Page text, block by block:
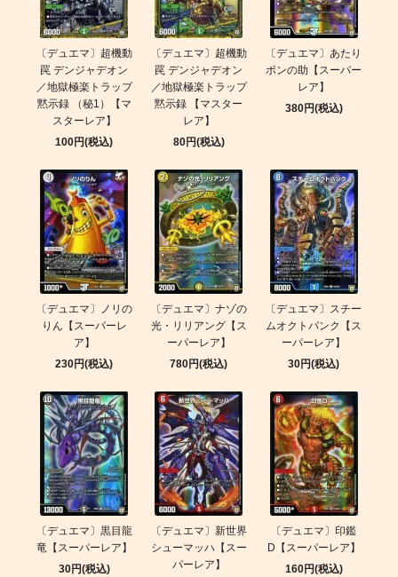
〔デュエマ〕超機動
罠 デンジャデオン
／地獄極楽トラップ
黙示録 （秘1）【マ
スターレア】
100円(税込)
〔デュエマ〕超機動
罠 デンジャデオン
／地獄極楽トラップ
黙示録 【マスター
レア】
80円(税込)
〔デュエマ〕あたり
ポンの助【スーパー
レア】
380円(税込)
〔デュエマ〕ノリの
りん【スーパーレ
ア】
230円(税込)
〔デュエマ〕ナゾの
光・リリアング【ス
ーパーレア】
780円(税込)
〔デュエマ〕スチー
ムオクトパンク【ス
ーパーレア】
30円(税込)
〔デュエマ〕黒目龍
竜【スーパーレア】
30円(税込)
〔デュエマ〕新世界
シューマッハ【スー
パーレア】
〔デュエマ〕印鑑
D【スーパーレア】
160円(税込)